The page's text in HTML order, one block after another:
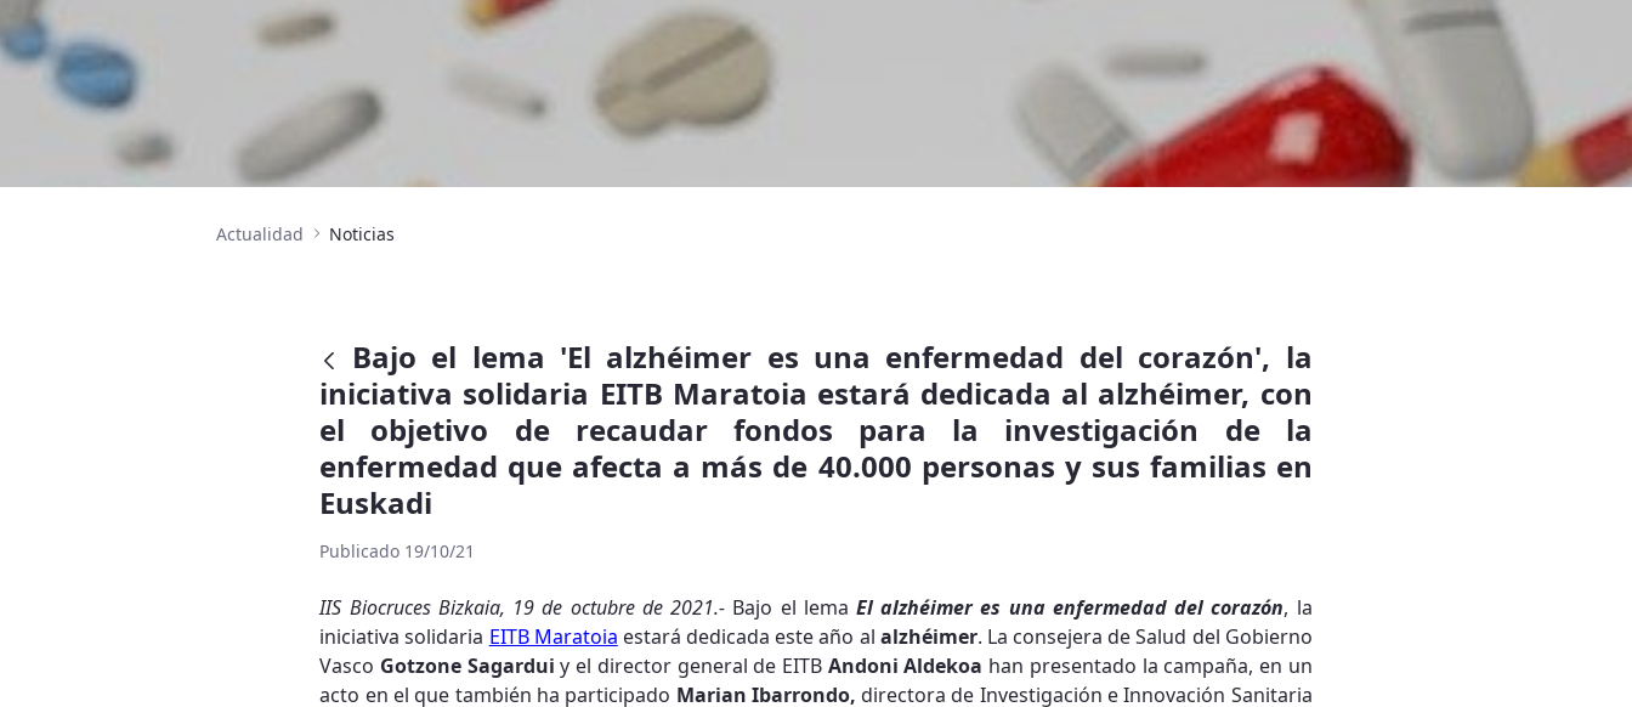
Actualidad Noticias
Bajo el lema 'El alzhéimer es una enfermedad del corazón', la
iniciativa solidaria EITB Maratoia estará dedicada al alzhéimer, con
el objetivo de recaudar fondos para la investigación de la
enfermedad que afecta a más de 40.000 personas y sus familias en
Euskadi
Publicado 19/10/21
IIS Biocruces Bizkaia, 19 de octubre de 2021.- Bajo el lema El alzhéimer es una enfermedad del corazón, la
iniciativa solidaria EITB Maratoia estará dedicada este año al alzhéimer. La consejera de Salud del Gobierno
Vasco Gotzone Sagarduiy el director general de EITB Andoni Aldekoa han presentado la campaña, en un
acto en el que también ha participado Marian Ibarrondo, directora de Investigación e Innovación Sanitaria